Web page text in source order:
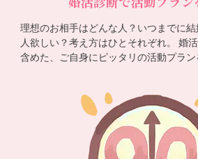
理想のお相手はどんな人？いつまでに
人欲しい？考え方はひとそれぞれ。 婚
含めた、ご自身にピッタリの活動プラン